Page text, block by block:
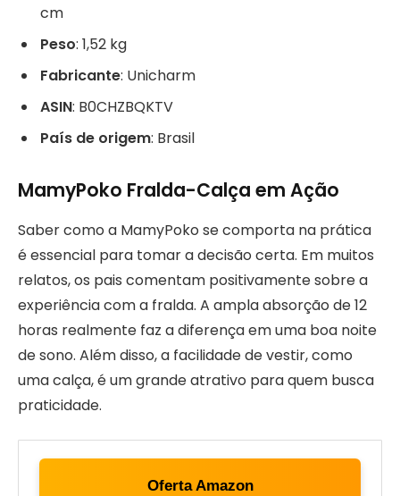
cm
Peso: 1,52 kg
Fabricante: Unicharm
ASIN: B0CHZBQKTV
País de origem: Brasil
MamyPoko Fralda-Calça em Ação
Saber como a MamyPoko se comporta na prática
é essencial para tomar a decisão certa. Em muitos
relatos, os pais comentam positivamente sobre a
experiência com a fralda. A ampla absorção de 12
horas realmente faz a diferença em uma boa noite
de sono. Além disso, a facilidade de vestir, como
uma calça, é um grande atrativo para quem busca
praticidade.
Oferta Amazon